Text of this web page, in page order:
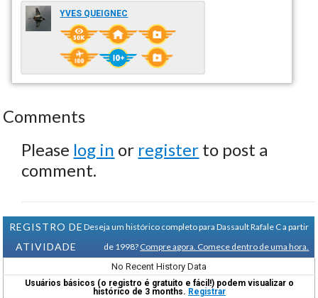
YVES QUEIGNEC
Comments
Please log in or register to post a
comment.
REGISTRO DE
ATIVIDADE
Deseja um histórico completo para Dassault Rafale C a partir
de 1998? Compre agora. Comece dentro de uma hora.
No Recent History Data
Usuários básicos (o registro é gratuito e fácil!) podem visualizar o
histórico de 3 months. Registrar